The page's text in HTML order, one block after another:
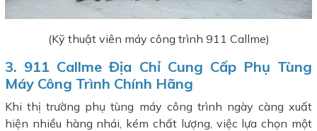
(Kỹ thuật viên máy công trình 911 Callme)
3. 911 Callme Địa Chỉ Cung Cấp Phụ Tùng
Máy Công Trình Chính Hãng
Khi thị trường phụ tùng máy công trình ngày càng xuất
hiện nhiều hàng nhái, kém chất lượng, việc lựa chọn một